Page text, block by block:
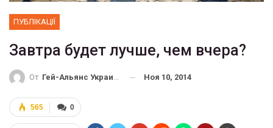
ПУБЛІКАЦІЇ
Завтра будет лучше, чем вчера?
От Гей-Альянс Украина Ноя 10, 2014
0
565